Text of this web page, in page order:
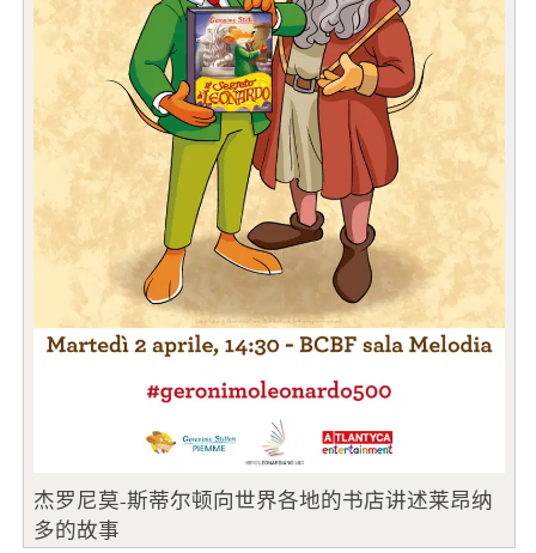
杰罗尼莫-斯蒂尔顿向世界各地的书店讲述莱昂纳
多的故事